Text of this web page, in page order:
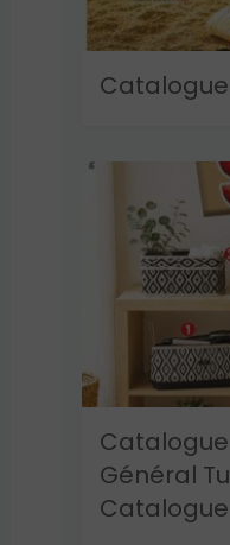
Catalogue
Général
Catalogue